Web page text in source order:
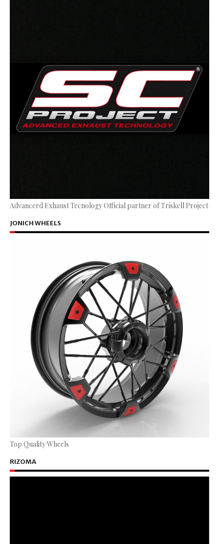
Advancerd Exhaust Tecnology Official partner of Triskell Project
JONICH WHEELS
Top Quality Wheels
RIZOMA